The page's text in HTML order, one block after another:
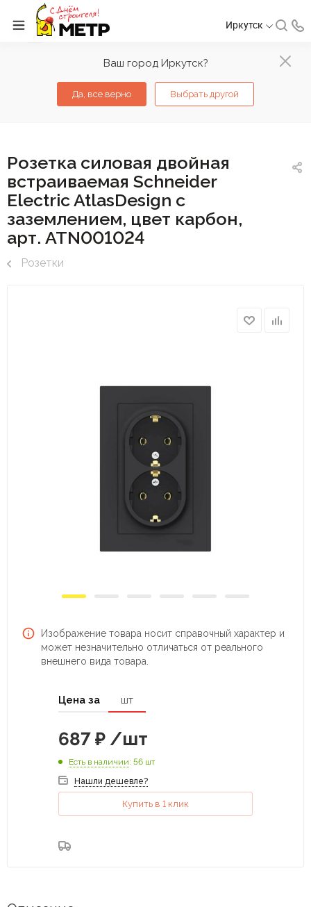
Ваш город Иркутск?
Да, все верно Выбрать другой
Иркутск
Розетка силовая двойная
встраиваемая Schneider
Electric AtlasDesign с
заземлением, цвет карбон,
арт. ATN001024
Розетки
Изображение товара носит справочный характер и
может незначительно отличаться от реального
внешнего вида товара.
Цена за шт
687 ₽ /шт
Есть в наличии: 56 шт
Нашли дешевле?
Купить в 1 клик